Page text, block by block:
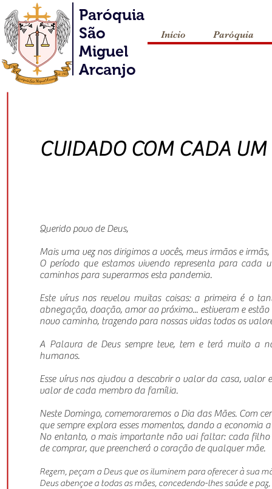
Início Paróquia
Paróquia
São
Miguel
Arcanjo
CUIDADO COM CADA UM
Querido povo de Deus,
Mais uma vez nos dirigimos a vocês, meus irmãos e
O período que estamos vivendo representa para cada
caminhos para superarmos esta pandemia.
Este vírus nos revelou muitas coisas: a primeira é o
abnegação, doação, amor ao próximo... estiveram e
novo caminho, trazendo para nossas vidas todos os
A Palavra de Deus sempre teve, tem e terá muito a
humanos.
Esse vírus nos ajudou a descobrir o valor da casa,
valor de cada membro da família.
Neste Domingo, comemoraremos o Dia das Mães. Com
que sempre explora esses momentos, dando a
No entanto, o mais importante não vai faltar: cada
de comprar, que preencherá o coração de qualquer mãe.
Rezem, peçam a Deus que os iluminem para oferecer à sua
Deus abençoe a todas as mães, concedendo-lhes saúde e